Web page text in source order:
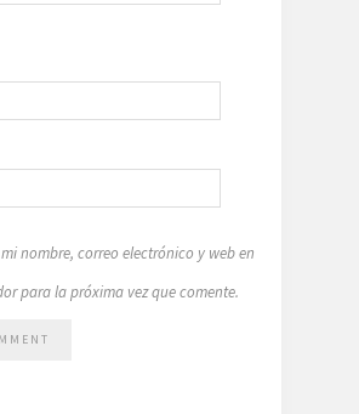
nombre, correo electrónico y web en
para la próxima vez que comente.